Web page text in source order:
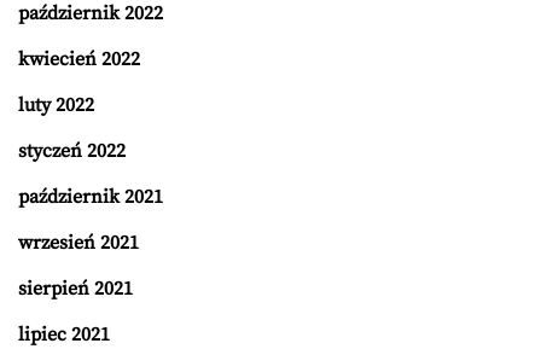
październik 2022
kwiecień 2022
luty 2022
styczeń 2022
październik 2021
wrzesień 2021
sierpień 2021
lipiec 2021